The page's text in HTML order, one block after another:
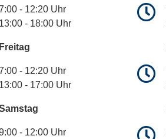
- 12:20 Uhr
13:00 - 18:00 Uhr
Freitag
- 12:20 Uhr
13:00 - 17:00 Uhr
- 12:00 Uhr